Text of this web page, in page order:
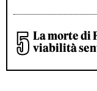
La morte di
viabilità